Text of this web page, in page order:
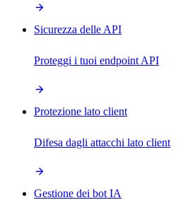
Sicurezza delle API
Proteggi i tuoi endpoint API
Protezione lato client
Difesa dagli attacchi lato client
Gestione dei bot IA